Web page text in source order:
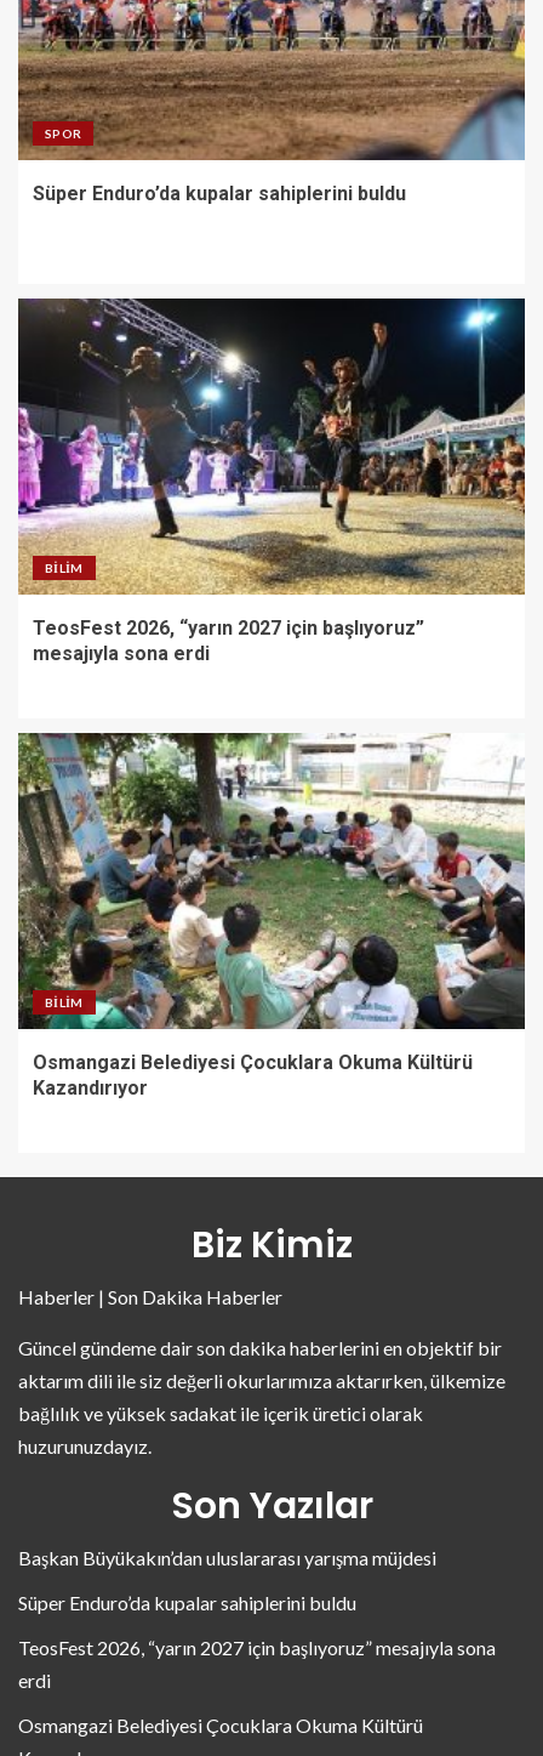
SPOR
Süper Enduro’da kupalar sahiplerini buldu
BILIM
TeosFest 2026, “yarın 2027 için başlıyoruz”
mesajıyla sona erdi
BILIM
Osmangazi Belediyesi Çocuklara Okuma Kültürü
Kazandırıyor
Biz Kimiz
Haberler | Son Dakika Haberler
Güncel gündeme dair son dakika haberlerini en objektif bir
aktarım dili ile siz değerli okurlarımıza aktarırken, ülkemize
bağlılık ve yüksek sadakat ile içerik üretici olarak
huzurunuzdayız.
Son Yazılar
Başkan Büyükakın’dan uluslararası yarışma müjdesi
Süper Enduro’da kupalar sahiplerini buldu
TeosFest 2026, “yarın 2027 için başlıyoruz” mesajıyla sona
erdi
Osmangazi Belediyesi Çocuklara Okuma Kültürü